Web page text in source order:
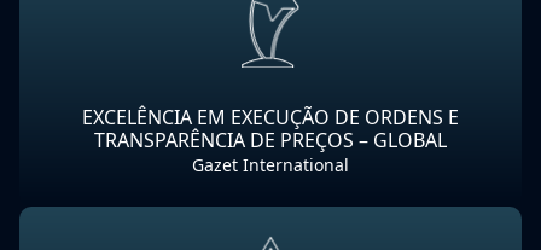
EXCELÊNCIA EM EXECUÇÃO DE ORDENS E
TRANSPARÊNCIA DE PREÇOS – GLOBAL
Gazet International